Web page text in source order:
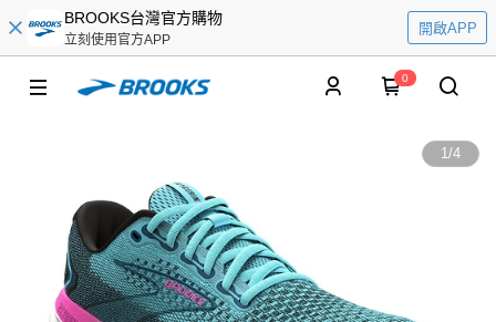
BROOKS台灣官方購物
立刻使用官方APP
開啟APP
0
1/4